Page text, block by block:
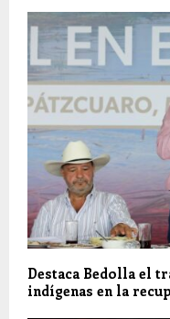
Destaca Bedolla el
indígenas en la